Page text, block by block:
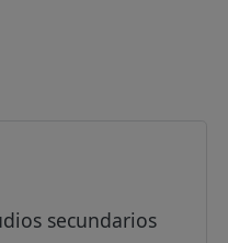
secundarios